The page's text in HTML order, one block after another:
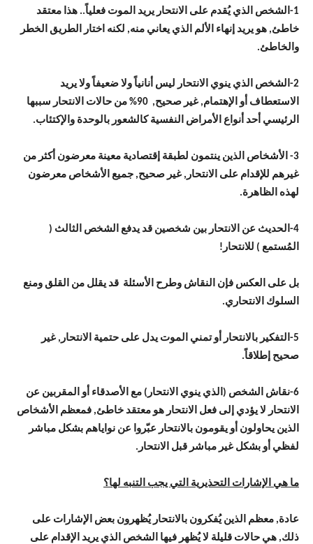
1-الشخص الذي يُقدم على الانتحار يريد الموت فعلياً.. هذا معتقد
خاطئ, هو يريد إنهاء الألم الذي يعاني منه, لكنه اختار الطريق الخطر
والخاطئ.
2-الشخص الذي ينوي الانتحار ليس أنانياً ولا ضعيفاً ولا يريد
الاستعطاف أو الإهتمام, غير صحيح, 90% من حالات الانتحار سببها
الرئيسي أحد أنواع الأمراض النفسية كالشعور بالوحدة والإكتئاب.
3- الأشخاص الذين ينتمون لطبقة إقتصادية معينة معرضون أكثر من
غيرهم للإقدام على الانتحار, غير صحيح, جميع الأشخاص معرضون
لهذه الظاهرة.
4-الحديث عن الانتحار بين شخصين قد يدفع الشخص الثالث (
المُستمع ) للانتحار!
بل على العكس فإن النقاش وطرح الأسئلة قد يقلل من القلق ومنع
السلوك الانتحاري.
5-التفكير بالانتحار أو تمني الموت يدل على حتمية الانتحار, غير
صحيح إطلاقاً.
6-نقاش الشخص (الذي ينوي الانتحار) مع الأصدقاء أو المقربين عن
الانتحار لا يؤدي إلى فعل الانتحار هو معتقد خاطئ, فمعظم الأشخاص
الذين يحاولون أو يقومون بالانتحار عبّروا عن نواياهم بشكل مباشر
لفظي أو بشكل غير مباشر قبل الانتحار.
ما هي الإشارات التحذيرية التي يجب التنبه لها؟
عادة, معظم الذين يُفكرون بالانتحار يُظهرون بعض الإشارات على
ذلك, هي حالات قليلة لا يُظهر فيها الشخص الذي يريد الإقدام على